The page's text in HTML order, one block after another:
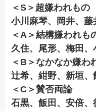
＜S＞超嫌われもの
小川麻琴、岡井、藤
＜A＞結構嫌われも
久住、尾形、梅田、
＜B＞なかなか嫌わ
辻希、紺野、新垣
＜C＞賛否両論
石黒、飯田、安倍